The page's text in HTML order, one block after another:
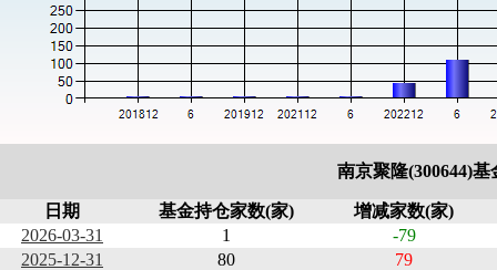
南京聚隆(300644)
日期 基金持仓家数(家)
增减家数(家)
2026-03-31
1
-79
2025-12-31
80
79